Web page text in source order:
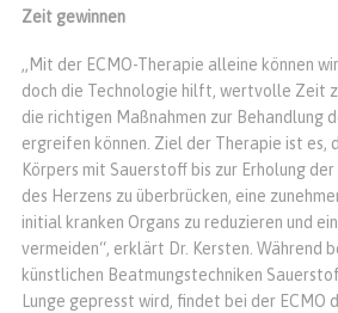
Zeit gewinnen
„Mit der ECMO-Therapie alleine können
doch die Technologie hilft, wertvolle Zeit
die richtigen Maßnahmen zur Behandlung
ergreifen können. Ziel der Therapie ist es,
Körpers mit Sauerstoff bis zur Erholung
des Herzens zu überbrücken, eine
initial kranken Organs zu reduzieren und
vermeiden“, erklärt Dr. Kersten. Während
künstlichen Beatmungstechniken
Lunge gepresst wird, findet bei der ECMO